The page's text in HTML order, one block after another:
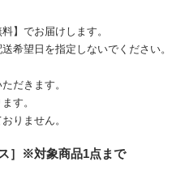
】でお届けします。
希望日を指定しないでください。
だきます。
す。
りません。
］※対象商品1点まで